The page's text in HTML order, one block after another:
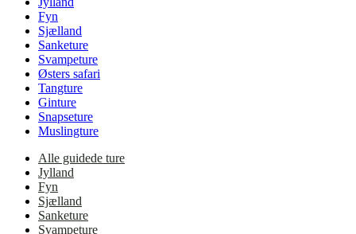
Fyn
Sjælland
Sanketure
Svampeture
Østers safari
Tangture
Ginture
Snapseture
Muslingture
Alle guidede ture
Jylland
Fyn
Sjælland
Sanketure
Svampeture